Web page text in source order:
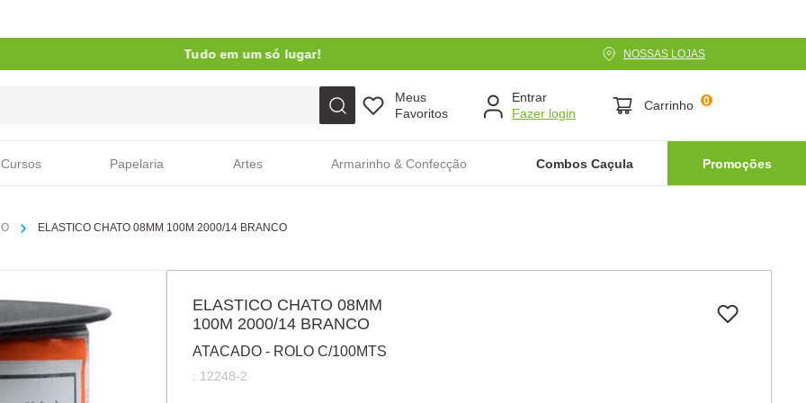
Tudo em um só lugar! NOSSAS LOJAS
Meus
Favoritos
Entrar
Carrinho 0
Cursos Papelaria Artes Armarinho & Confecção Combos Caçula Promoções
ELASTICO CHATO 08MM 100M 2000/14 BRANCO
ELASTICO CHATO 08MM
100M 2000/14 BRANCO
ATACADO - ROLO C/100MTS
: 12248-2